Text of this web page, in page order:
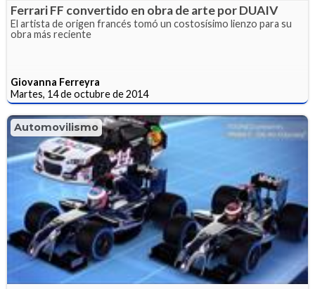
Ferrari FF convertido en obra de arte por DUAIV
El artista de origen francés tomó un costosísimo lienzo para su
obra más reciente
Giovanna Ferreyra
Martes, 14 de octubre de 2014
Automovilismo